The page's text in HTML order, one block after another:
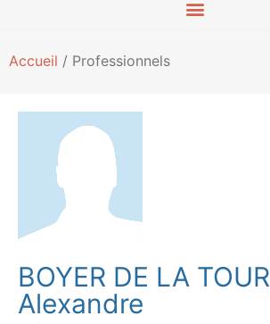
Accueil / Professionnels
BOYER DE LA TOUR
Alexandre